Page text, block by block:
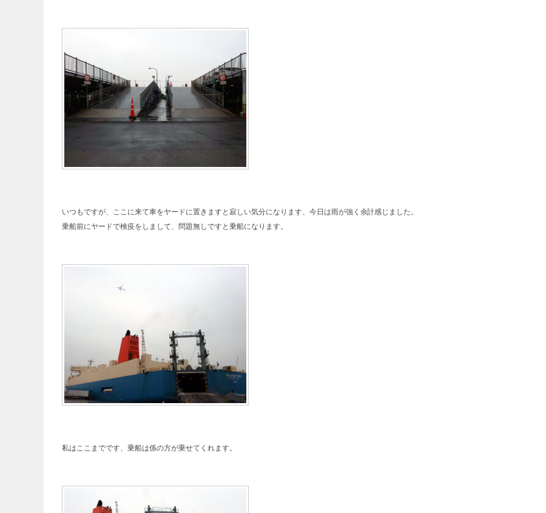
いつもですが、ここに来て車をヤードに置きますと寂しい気分になります、今日は雨が強く余計感じました。
乗船前にヤードで検疫をしまして、問題無しですと乗船になります。
私はここまでです、乗船は係の方が乗せてくれます。